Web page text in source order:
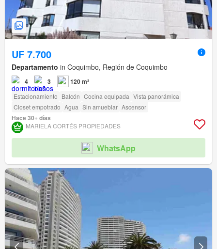
UF 7.700
Departamento in Coquimbo, Región de Coquimbo
4 3 120 m²
Estacionamiento Balcón Cocina equipada Vista panorámica
Closet empotrado Agua Sin amueblar Ascensor
Hace 30+ días
MARIELA CORTÉS PROPIEDADES
WhatsApp